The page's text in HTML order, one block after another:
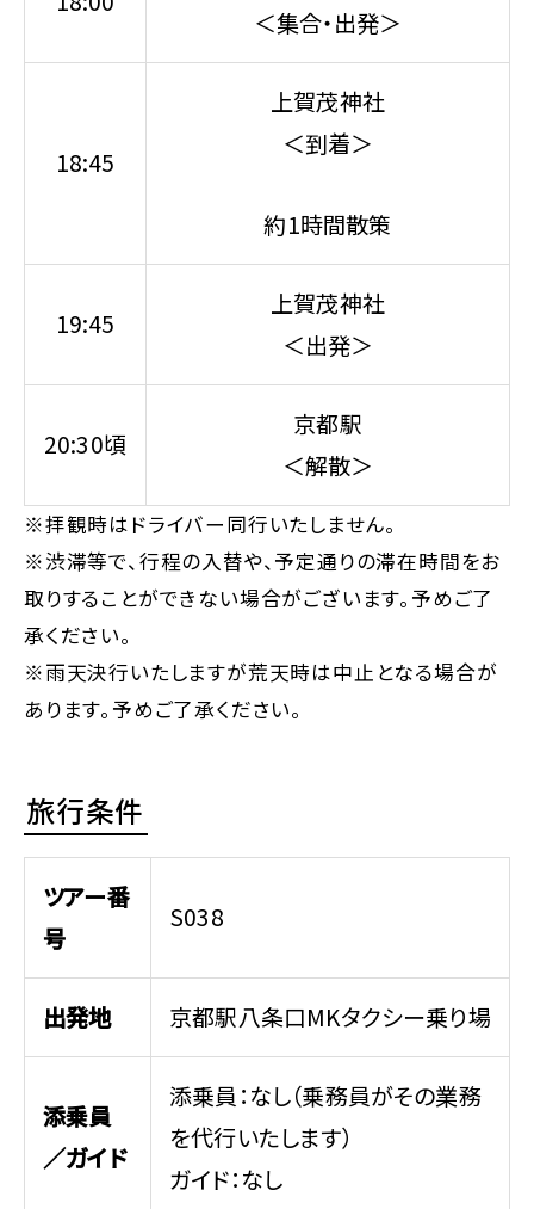
＜集合・出発＞
18:45
上賀茂神社
＜到着＞
約1時間散策
19:45
上賀茂神社
＜出発＞
20:30頃
京都駅
＜解散＞
※拝観時はドライバー同行いたしません。
※渋滞等で、行程の入替や、予定通りの滞在時間をお
取りすることができない場合がございます。予めご了
承ください。
※雨天決行いたしますが荒天時は中止となる場合が
あります。予めご了承ください。
旅行条件
ツアー番
号
S038
出発地 京都駅八条口MKタクシー乗り場
添乗員
／ガイド
添乗員：なし（乗務員がその業務
を代行いたします）
ガイド：なし